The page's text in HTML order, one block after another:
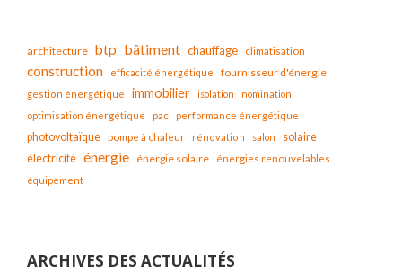
architecture btp bâtiment chauffage climatisation
construction efficacité énergétique fournisseur d'énergie
gestion énergétique immobilier isolation
nomination
optimisation énergétique
pac performance énergétique
photovoltaïque pompe à chaleur rénovation salon solaire
électricité énergie énergie solaire
énergies renouvelables
équipement
ARCHIVES DES ACTUALITÉS